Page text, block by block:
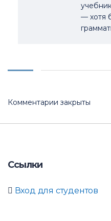
— хотя
Комментарии закрыты
Ссылки
Вход для студентов